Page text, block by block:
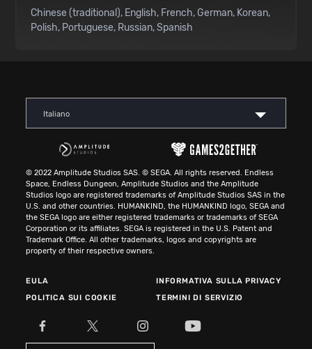
Chinese (traditional) English French German Korean
Polish Portuguese Russian Spanish
Italiano
© 2022 Amplitude Studios SAS. © SEGA. All rights reserved. Endless
Space, Endless Dungeon, Amplitude Studios and the Amplitude
Studios logo are registered trademarks of Amplitude Studios SAS in the
U.S. and other countries. HUMANKIND, the HUMANKIND logo, SEGA and
the SEGA logo are either registered trademarks or trademarks of SEGA
Corporation or its affiliates. SEGA is registered in the U.S. Patent and
Trademark Office. All other trademarks, logos and copyrights are
property of their respective owners.
EULA
INFORMATIVA SULLA PRIVACY
POLITICA SUI COOKIE
TERMINI DI SERVIZIO